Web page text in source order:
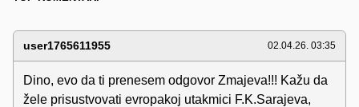
user1765611955 02.04.26. 03:35
Dino, evo da ti prenesem odgovor Zmajeva!!! Kažu da
žele prisustvovati evropakoj utakmici F.K.Sarajeva,